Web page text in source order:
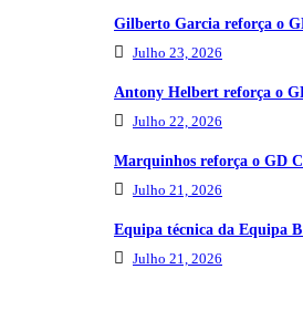
Gilberto Garcia reforça o
Julho 23, 2026
Antony Helbert reforça o
Julho 22, 2026
Marquinhos reforça o GD
Julho 21, 2026
Equipa técnica da Equipa
Julho 21, 2026